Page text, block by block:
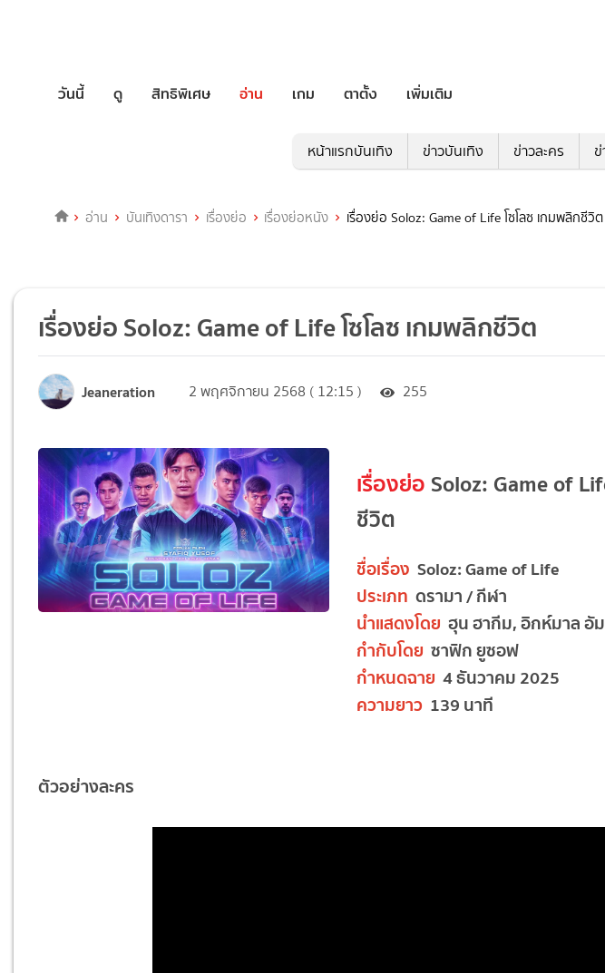
วันนี้ ดู สิทธิพิเศษ อ่าน เกม ตาตั้ง เพิ่มเติม
หน้าแรกบันเทิง ข่าวบันเทิง ข่าวละคร
อ่าน บันเทิงดารา เรื่องย่อ เรื่องย่อหนัง เรื่องย่อ Soloz: Game of Life โซโลซ เกมพลิกชีวิต
เรื่องย่อ Soloz: Game of Life โซโลซ เกมพลิกชีวิต
Jeaneration 2 พฤศจิกายน 2568 ( 12:15 ) 255
เรื่องย่อ Soloz: Game of
ชีวิต
ชื่อเรื่อง Soloz: Game of Life
ประเภท ดรามา / กีฬา
นำแสดงโดย ฮุน ฮากีม, อิกห์มาล อั
กำกับโดย ซาฟิก ยูซอฟ
กำหนดฉาย 4 ธันวาคม 2025
ความยาว 139 นาที
ตัวอย่างละคร